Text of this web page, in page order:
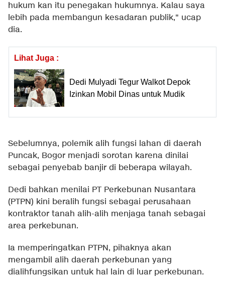
hukum kan itu penegakan hukumnya. Kalau saya
lebih pada membangun kesadaran publik," ucap
dia.
Lihat Juga :
Dedi Mulyadi Tegur Walkot Depok
Izinkan Mobil Dinas untuk Mudik
Sebelumnya, polemik alih fungsi lahan di daerah
Puncak, Bogor menjadi sorotan karena dinilai
sebagai penyebab banjir di beberapa wilayah.
Dedi bahkan menilai PT Perkebunan Nusantara
(PTPN) kini beralih fungsi sebagai perusahaan
kontraktor tanah alih-alih menjaga tanah sebagai
area perkebunan.
Ia memperingatkan PTPN, pihaknya akan
mengambil alih daerah perkebunan yang
dialihfungsikan untuk hal lain di luar perkebunan.